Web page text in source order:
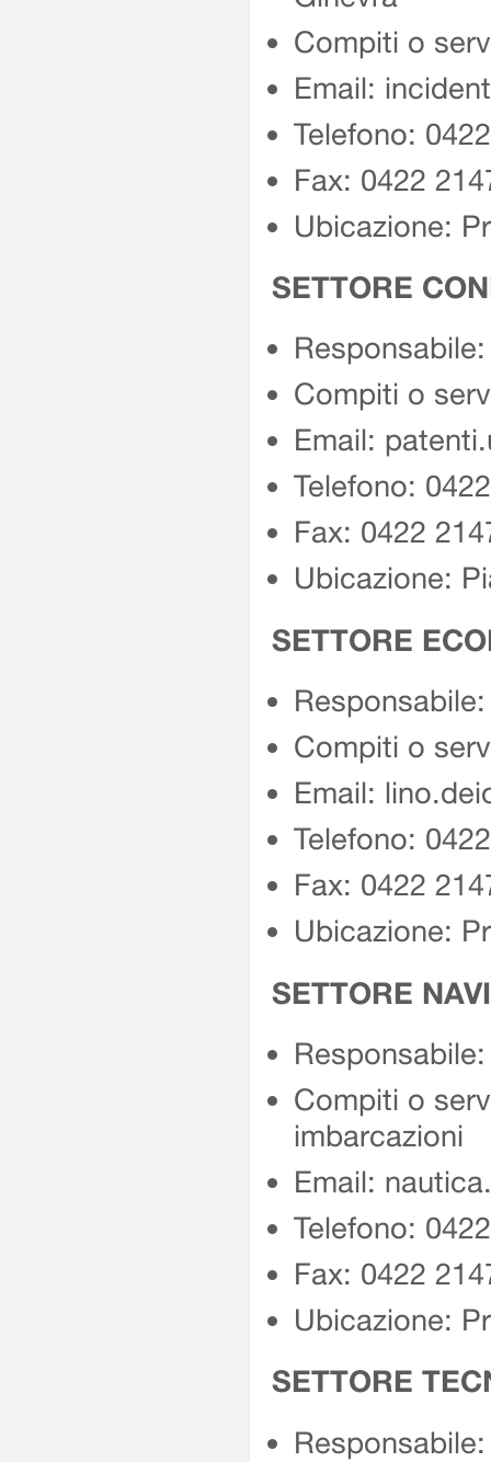
Compiti o
Email:
Telefono:
Fax: 0422
Ubicazione:
SETTORE
Compiti o
Email:
Telefono:
Fax: 0422
Ubicazione:
SETTORE
Compiti o
Email:
Telefono:
Fax: 0422
Ubicazione:
SETTORE
Compiti o
imbarcazioni
Email:
Telefono:
Fax: 0422
Ubicazione:
SETTORE